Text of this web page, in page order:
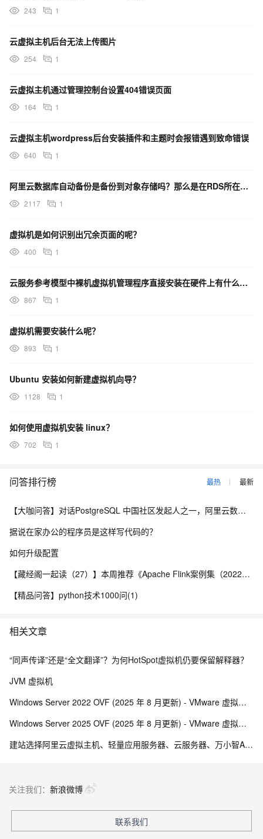
243 1
云虚拟主机后台无法上传图片
254 1
云虚拟主机通过管理控制台设置404错误页面
164 1
云虚拟主机wordpress后台安装插件和主题时会报错遇到致命错误
640 1
阿里云数据库自动备份是备份到对象存储吗？那么是在RDS所在的虚拟机里写的自动脚本还是别的方式实现的呢
2117 1
虚拟机是如何识别出冗余页面的呢？
400 1
云服务参考模型中裸机虚拟机管理程序直接安装在硬件上有什么优势呢？
867 1
虚拟机需要安装什么呢？
893 1
Ubuntu 安装如何新建虚拟机向导？
1128 1
如何使用虚拟机安装 linux？
702 1
问答排行榜 最热 最新
【大咖问答】对话PostgreSQL 中国社区发起人之一，阿里云数据库高级专家 德哥
据说在家办公的程序员是这样写代码的？
如何升级配置
【藏经阁一起读（27）】本周推荐《Apache Flink案例集（2022版）》，你有哪些心得？
【精品问答】python技术1000问(1)
相关文章
“同声传译”还是“全文翻译”？为何HotSpot虚拟机仍要保留解释器？
JVM 虚拟机
Windows Server 2022 OVF (2025 年 8 月更新) - VMware 虚拟机模板
Windows Server 2025 OVF (2025 年 8 月更新) - VMware 虚拟机模板
建站选择阿里云虚拟主机、轻量应用服务器、云服务器、万小智AI建站、云·企业官网哪个更好？
关注我们： 新浪微博
联系我们